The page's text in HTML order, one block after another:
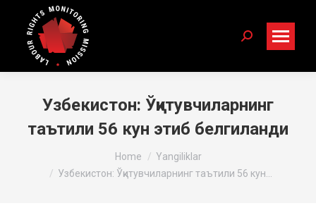
Search:
Узбекистон: Ўқитувчиларнинг
таътили 56 кун этиб белгиланди
Home
Yangiliklar
Узбекистон: Ўқитувчиларнинг таътили 56 кун…